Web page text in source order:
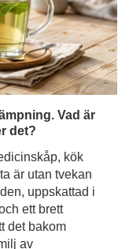
Vad är
det?
kök
är utan tvekan
ett brett
det bakom
av